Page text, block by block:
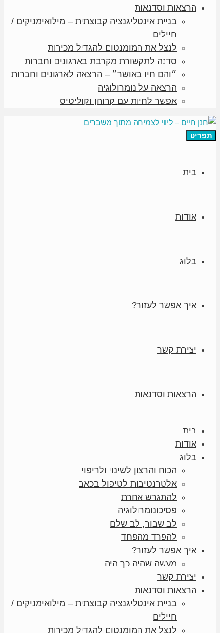
הרצאות וסדנאות
בניית אינטליגנציה קבוצתית – מילואימניקים /
חיילים
לנצל את המומנטום להגדיל מכירות
סדנה לתקשורת מקרבת בארגונים וחברות
״והם חיו באושר״ – הרצאה לארגונים וחברות
הרצאה על נומרולוגיה
אפשר לחיות עם קרוהן וקוליטיס
תפריט
בית
אודות
בלוג
איך אפשר לעזור?
יצירת קשר
הרצאות וסדנאות
בית
אודות
בלוג
הכוח והרצון לשינוי ולריפוי
אלטרנטיבות לטיפול בכאב
להתגרש אחרת
פסיכונומרולוגיה
לב שבור, לב שלם
להפרד מהפחד
איך אפשר לעזור?
מעשה שהיה כך היה
יצירת קשר
הרצאות וסדנאות
בניית אינטליגנציה קבוצתית – מילואימניקים /
חיילים
לנצל את המומנטום להגדיל מכירות